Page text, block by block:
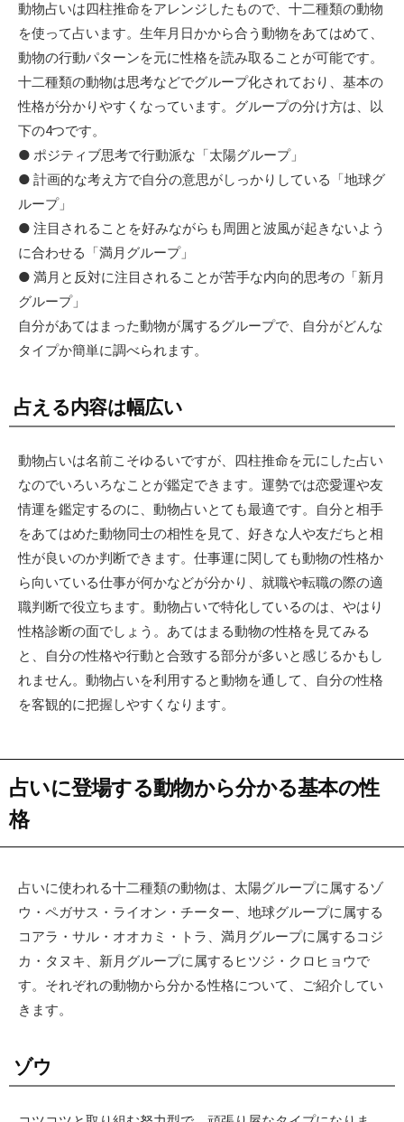
動物占いは四柱推命をアレンジしたもので、十二種類の動物
を使って占います。生年月日かから合う動物をあてはめて、
動物の行動パターンを元に性格を読み取ることが可能です。
十二種類の動物は思考などでグループ化されており、基本の
性格が分かりやすくなっています。グループの分け方は、以
下の4つです。
● ポジティブ思考で行動派な「太陽グループ」
● 計画的な考え方で自分の意思がしっかりしている「地球グ
ループ」
● 注目されることを好みながらも周囲と波風が起きないよう
に合わせる「満月グループ」
● 満月と反対に注目されることが苦手な内向的思考の「新月
グループ」
自分があてはまった動物が属するグループで、自分がどんな
タイプか簡単に調べられます。
占える内容は幅広い
動物占いは名前こそゆるいですが、四柱推命を元にした占い
なのでいろいろなことが鑑定できます。運勢では恋愛運や友
情運を鑑定するのに、動物占いとても最適です。自分と相手
をあてはめた動物同士の相性を見て、好きな人や友だちと相
性が良いのか判断できます。仕事運に関しても動物の性格か
ら向いている仕事が何かなどが分かり、就職や転職の際の適
職判断で役立ちます。動物占いで特化しているのは、やはり
性格診断の面でしょう。あてはまる動物の性格を見てみる
と、自分の性格や行動と合致する部分が多いと感じるかもし
れません。動物占いを利用すると動物を通して、自分の性格
を客観的に把握しやすくなります。
占いに登場する動物から分かる基本の性
格
占いに使われる十二種類の動物は、太陽グループに属するゾ
ウ・ペガサス・ライオン・チーター、地球グループに属する
コアラ・サル・オオカミ・トラ、満月グループに属するコジ
カ・タヌキ、新月グループに属するヒツジ・クロヒョウで
す。それぞれの動物から分かる性格について、ご紹介してい
きます。
ゾウ